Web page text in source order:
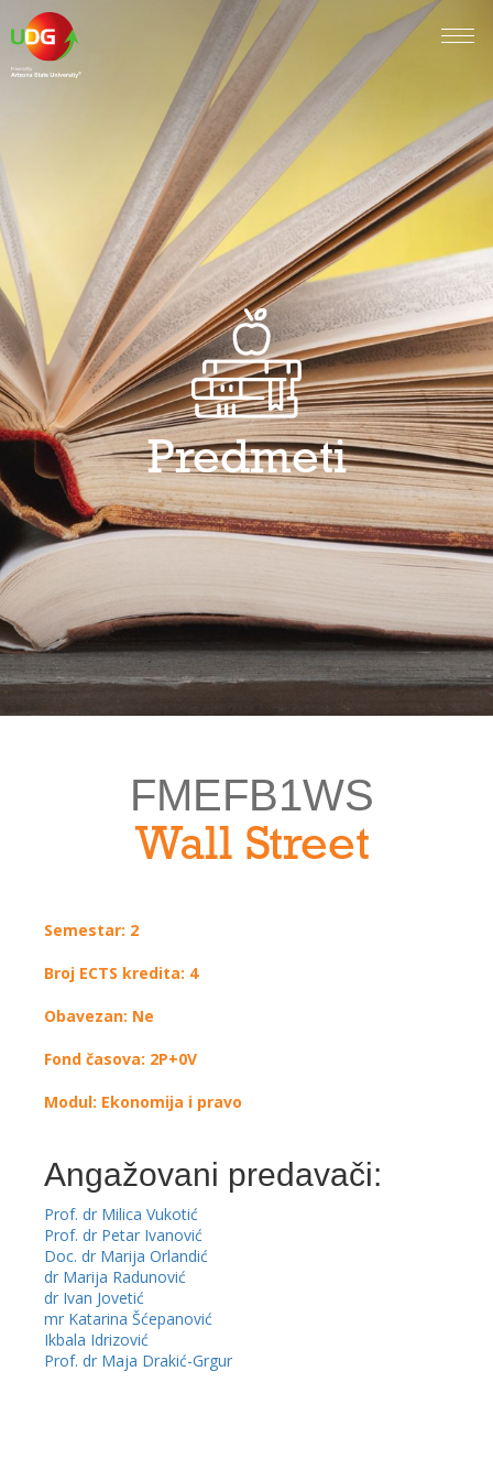
Predmeti
FMEFB1WS
Wall Street
Semestar: 2
Broj ECTS kredita: 4
Obavezan: Ne
Fond časova: 2P+0V
Modul: Ekonomija i pravo
Angažovani predavači:
Prof. dr Milica Vukotić
Prof. dr Petar Ivanović
Doc. dr Marija Orlandić
dr Marija Radunović
dr Ivan Jovetić
mr Katarina Šćepanović
Ikbala Idrizović
Prof. dr Maja Drakić-Grgur